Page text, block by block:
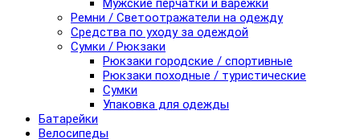
Мужские перчатки и варежки
Ремни / Светоотражатели на одежду
Средства по уходу за одеждой
Сумки / Рюкзаки
Рюкзаки городские / спортивные
Рюкзаки походные / туристические
Сумки
Упаковка для одежды
Батарейки
Велосипеды